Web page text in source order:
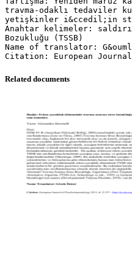
travma-odaklı tedaviler
yetişkinler i&ccedil;in
Anahtar kelimeler:
Bozukluğu (TSSB)
Name of translator:
Related documents